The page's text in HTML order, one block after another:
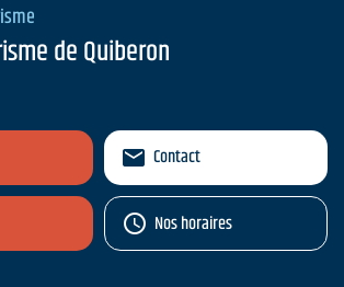
de Quiberon
Contact
Nos horaires